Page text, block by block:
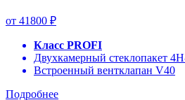
от 41800 ₽
Класс PROFI
Двухкамерный стеклопакет
Встроенный вентклапан V40
Подробнее